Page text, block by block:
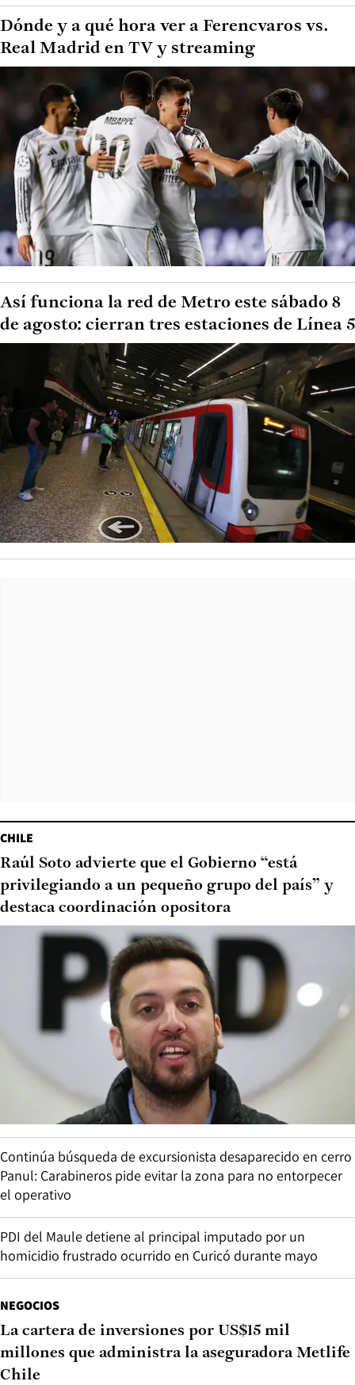
Dónde y a qué hora ver a Ferencvaros vs.
Real Madrid en TV y streaming
Así funciona la red de Metro este sábado 8
de agosto: cierran tres estaciones de Línea 5
CHILE
Raúl Soto advierte que el Gobierno “está
privilegiando a un pequeño grupo del país” y
destaca coordinación opositora
Continúa búsqueda de excursionista desaparecido en cerro
Panul: Carabineros pide evitar la zona para no entorpecer
el operativo
PDI del Maule detiene al principal imputado por un
homicidio frustrado ocurrido en Curicó durante mayo
NEGOCIOS
La cartera de inversiones por US$15 mil
millones que administra la aseguradora Metlife
Chile